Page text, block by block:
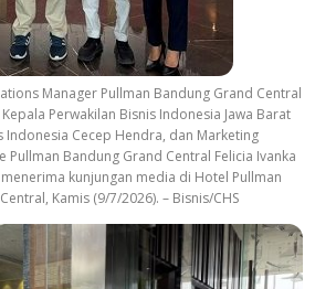
Manager Pullman Bandung Grand Central
Perwakilan Bisnis Indonesia Jawa Barat
Indonesia Cecep Hendra, dan Marketing
Pullman Bandung Grand Central Felicia Ivanka
kunjungan media di Hotel Pullman
Kamis (9/7/2026). – Bisnis/CHS